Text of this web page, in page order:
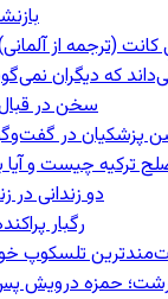
(ترجمه از
که دیگران
سخن در
ترکیه چیست و
دو زندانی در
رگبار
تلسکوپ
رشت؛ حمزه درویش